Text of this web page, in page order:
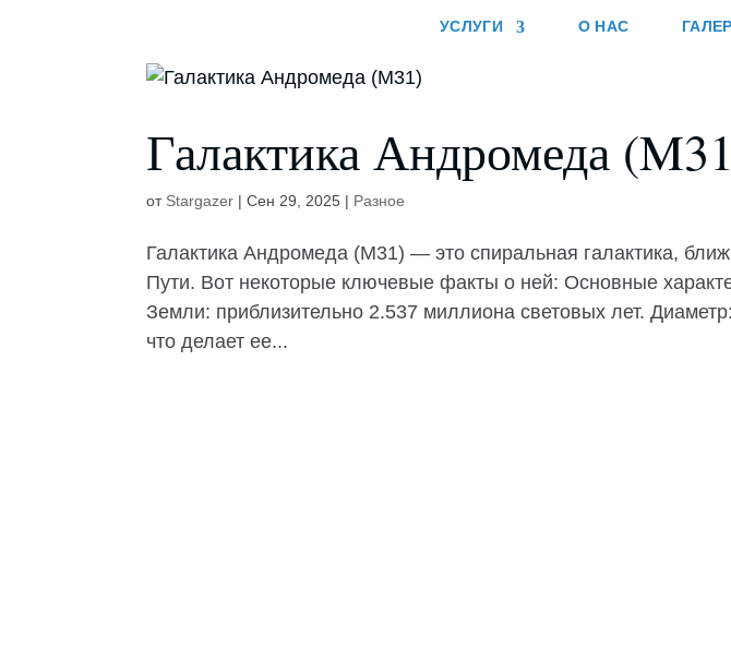
УСЛУГИ О НАС
Галактика Андромеда
от Stargazer |Сен 29, 2025 | Разное
Галактика Андромеда (M31) — это спиральная галактика,
Пути. Вот некоторые ключевые факты о ней: Основные
Земли: приблизительно 2.537 миллиона световых лет.
что делает ее...